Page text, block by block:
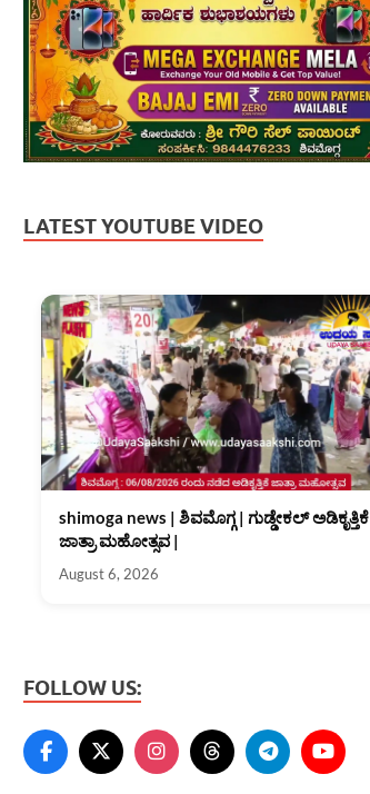
LATEST YOUTUBE VIDEO
shimoga news | ಶಿವಮೊಗ್ಗ | ಗುಡ್ಡೇಕಲ್ ಅಡಿಕೃತ್ತಿಕೆ
ಜಾತ್ರಾ ಮಹೋತ್ಸವ |
August 6, 2026
FOLLOW US: